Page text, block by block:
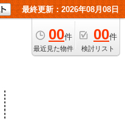
最終更新：2026年08月08日
00件
最近見た物件
00件
検討リスト